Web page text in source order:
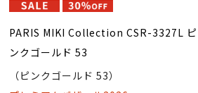
PARIS MIKI Collection CSR-3327L ピ
ンクゴールド 53
（ピンクゴールド 53）